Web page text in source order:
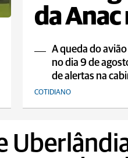
da Anac
A queda do
no dia 9 de
de alertas na
COTIDIANO